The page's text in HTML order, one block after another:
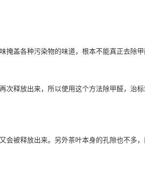
盖各种污染物的味道，根本不能真正去除甲
次释放出来，所以使用这个方法除甲醛，治标
会被释放出来。另外茶叶本身的孔隙也不多